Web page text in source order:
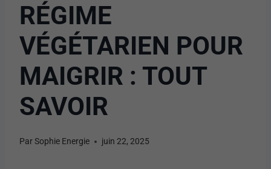
RÉGIME
VÉGÉTARIEN POUR
MAIGRIR : TOUT
SAVOIR
ParSophie Energie juin 22, 2025